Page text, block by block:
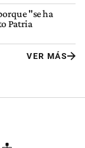
"se ha
Patria
VER MÁS